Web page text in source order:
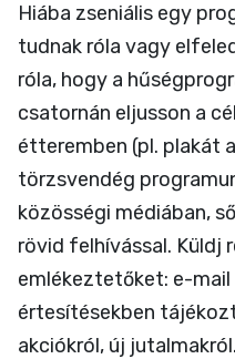
Hiába zseniális egy
tudnak róla vagy
róla, hogy a
csatornán eljusson a
étteremben (pl. plakát
törzsvendég
közösségi médiában,
rövid felhívással. Küldj
emlékeztetőket: e-mail
értesítésekben
akciókról, új